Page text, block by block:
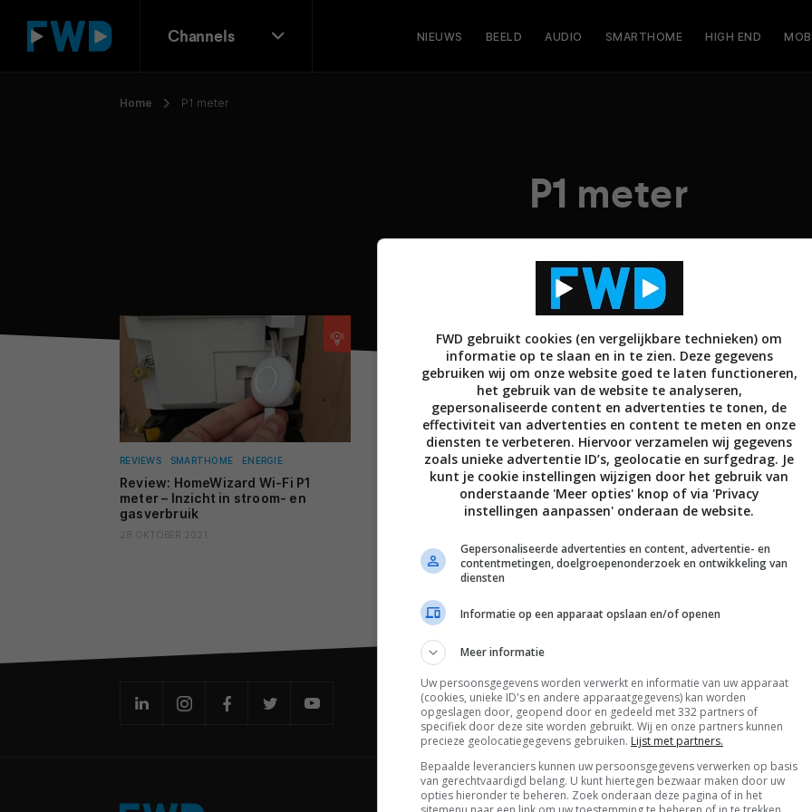
Channels NIEUWS BEELD AUDIO SMARTHOME HIGH END
Home P1 meter
P1 meter
REVIEWS SMARTHOME ENERGIE
Review: HomeWizard Wi-Fi P1
meter – Inzicht in stroom- en
gasverbruik
28 OKTOBER 2021
De laatste updates in je mailbox
FWD gebruikt cookies (en vergelijkbare technieken) om
informatie op te slaan en in te zien. Deze gegevens
gebruiken wij om onze website goed te laten functioneren,
het gebruik van de website te analyseren,
gepersonaliseerde content en advertenties te tonen, de
effectiviteit van advertenties en content te meten en onze
diensten te verbeteren. Hiervoor verzamelen wij gegevens
zoals unieke advertentie ID’s, geolocatie en surfgedrag. Je
kunt je cookie instellingen wijzigen door het gebruik van
onderstaande 'Meer opties' knop of via 'Privacy
instellingen aanpassen' onderaan de website.
Gepersonaliseerde advertenties en content, advertentie- en
contentmetingen, doelgroepenonderzoek en ontwikkeling van
diensten
Informatie op een apparaat opslaan en/of openen
Meer informatie
Uw persoonsgegevens worden verwerkt en informatie van uw apparaat
(cookies, unieke ID's en andere apparaatgegevens) kan worden
opgeslagen door, geopend door en gedeeld met 332 partners of
specifiek door deze site worden gebruikt. Wij en onze partners kunnen
precieze geolocatiegegevens gebruiken. Lijst met partners.
Bepaalde leveranciers kunnen uw persoonsgegevens verwerken op basis
van gerechtvaardigd belang. U kunt hiertegen bezwaar maken door uw
opties hieronder te beheren. Zoek onderaan deze pagina of in het